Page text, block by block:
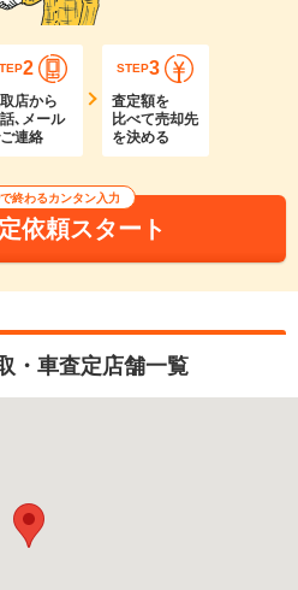
2
店から
､メール
連絡
STEP3
査定額を
比べて売却先
を決める
終わるカンタン入力
依頼スタート
・車査定店舗一覧